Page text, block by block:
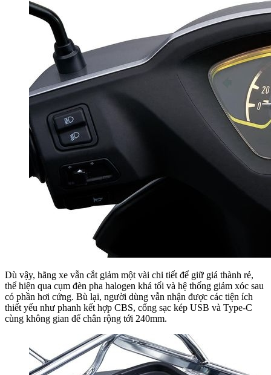
Dù vậy, hãng xe vẫn cắt giảm một vài chi tiết để giữ giá thành rẻ,
thể hiện qua cụm đèn pha halogen khá tối và hệ thống giảm xóc sau
có phần hơi cứng. Bù lại, người dùng vẫn nhận được các tiện ích
thiết yếu như phanh kết hợp CBS, cổng sạc kép USB và Type-C
cùng không gian để chân rộng tới 240mm.